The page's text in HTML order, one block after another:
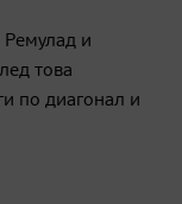
Ремулад и
това
по диагонал и